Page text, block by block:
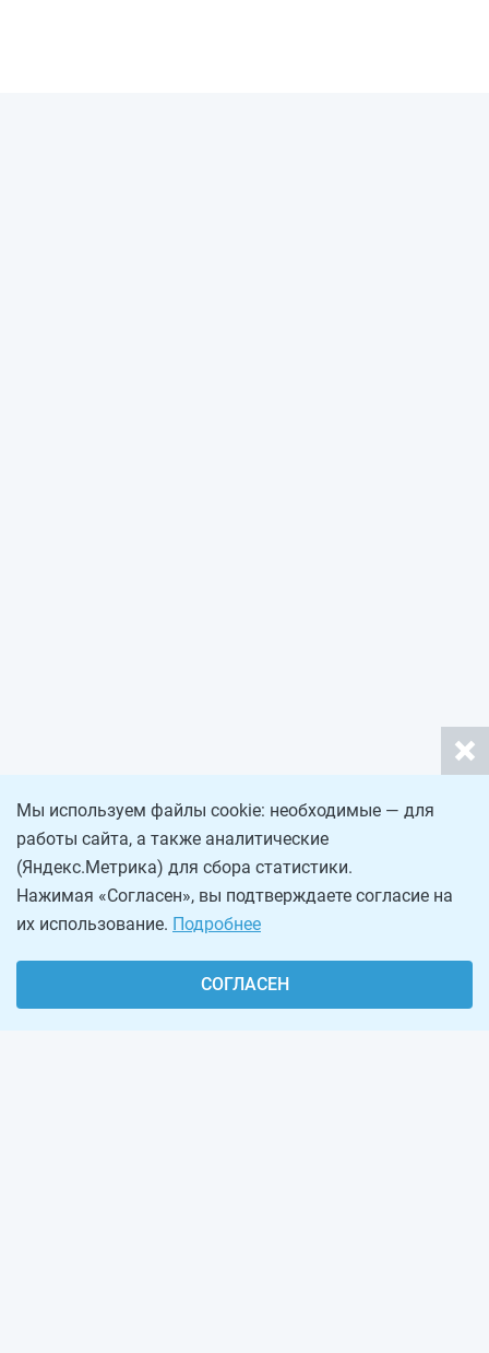
Мы используем файлы cookie: необходимые — для
работы сайта, а также аналитические
(Яндекс.Метрика) для сбора статистики.
Нажимая «Согласен», вы подтверждаете согласие на
их использование. Подробнее
СОГЛАСЕН